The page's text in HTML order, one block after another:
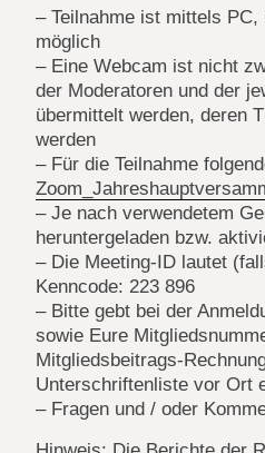
– Teilnahme ist mittels
möglich
– Eine Webcam ist nicht
der Moderatoren und der
übermittelt werden, deren
werden
– Für die Teilnahme
– Je nach verwendetem
heruntergeladen bzw.
– Die Meeting-ID lautet
Kenncode: 223 896
– Bitte gebt bei der
sowie Eure
Mitgliedsbeitrags-
Unterschriftenliste vor Ort
– Fragen und / oder